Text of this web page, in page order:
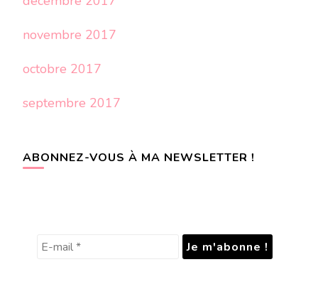
novembre 2017
octobre 2017
septembre 2017
ABONNEZ-VOUS À MA NEWSLETTER !